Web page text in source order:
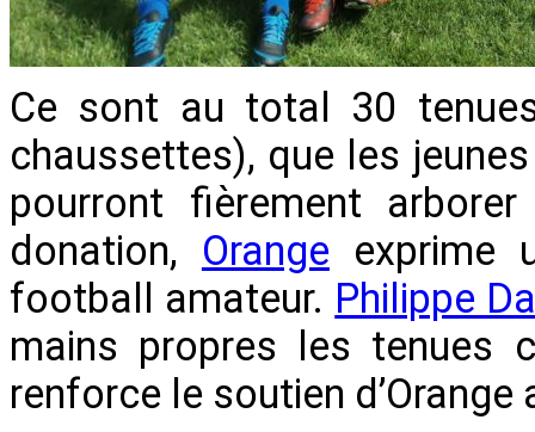
Ce sont au total 30
chaussettes), que les
pourront fièrement
donation, Orangeexprime
football amateur. Philippe
mains propres les tenues
renforce le soutien